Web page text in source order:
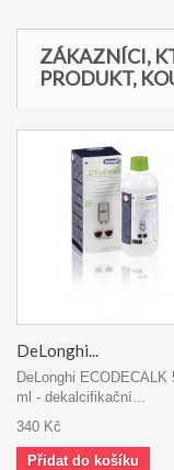
ZÁKAZNÍCI,
PRODUKT,
DeLonghi...
DeLonghi ECODECALK
ml - dekalcifikační...
340 Kč
Přidat do košíku